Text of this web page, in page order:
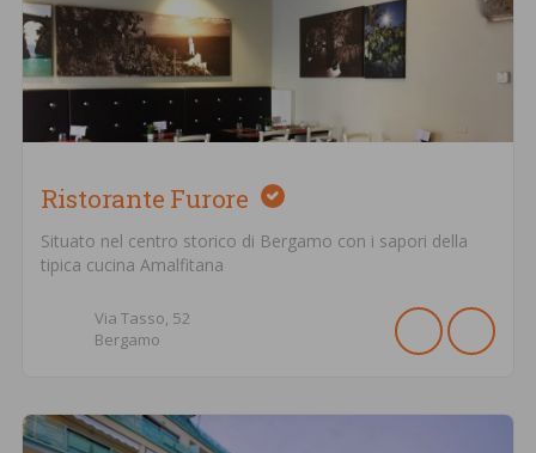
Ristorante Furore
Situato nel centro storico di Bergamo con i sapori della
tipica cucina Amalfitana
Via Tasso, 52
Bergamo